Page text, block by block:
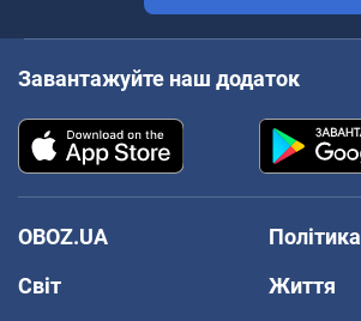
Завантажуйте наш додаток
OBOZ.UA
Політика
Світ
Життя